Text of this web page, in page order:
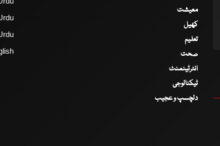
معیشت
کھیل
تعلیم
صحت
انٹرٹینمنٹ
ٹیکنالوجی
دلچسپ و عجیب